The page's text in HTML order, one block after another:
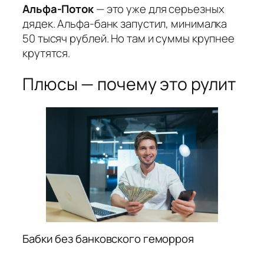
Альфа-Поток— это уже для серьезных
дядек. Альфа-банк запустил, минималка
50 тысяч рублей. Но там и суммы крупнее
крутятся.
Плюсы — почему это рулит
Бабки без банковского геморроя